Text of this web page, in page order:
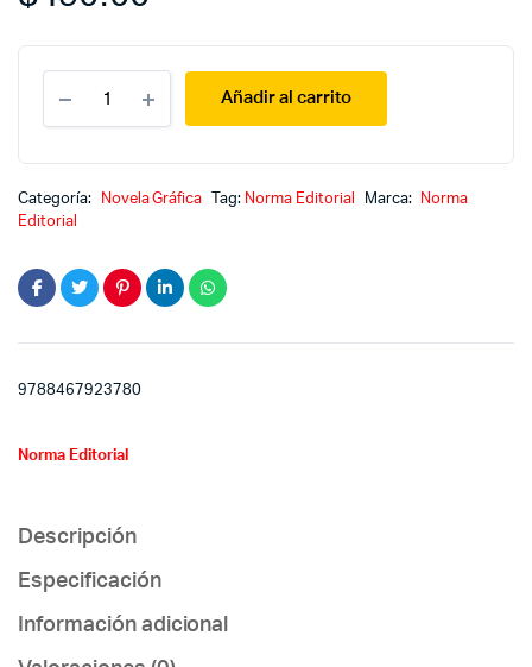
Rojo
2
de
Añadir al carrito
Categoría: Novela Gráfica Tag: Norma Editorial Marca:
Norma
Editorial
9788467923780
Norma Editorial
Descripción
Especificación
Información adicional